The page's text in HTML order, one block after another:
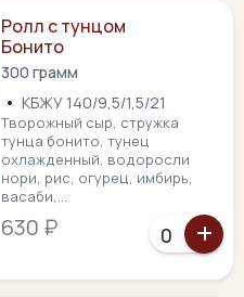
Ролл с тунцом
Бонито
300 грамм
• КБЖУ 140/9,5/1,5/21
Творожный сыр, стружка
тунца бонито, тунец
охлажденный, водоросли
нори, рис, огурец, имбирь,
васаби,...
630 ₽